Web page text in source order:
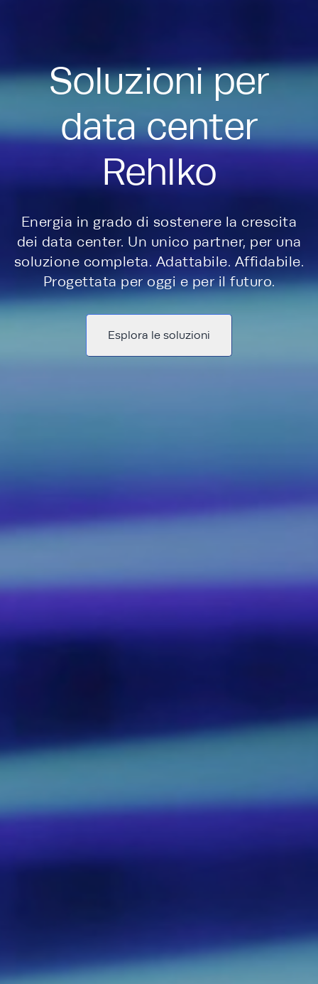
Soluzioni per
data center
Rehlko
Energia in grado di sostenere la crescita
dei data center. Un unico partner, per una
soluzione completa. Adattabile. Affidabile.
Progettata per oggi e per il futuro.
Esplora le soluzioni